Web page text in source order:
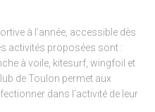
à l’année, accessible dès
activités proposées sont :
à voile, kitesurf, wingfoil et
de Toulon permet aux
dans l’activité de leur